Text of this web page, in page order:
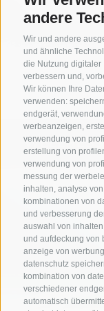
andere
Wir und andere
und ähnliche
die Nutzung digitaler
verbessern und,
Wir können Ihre
verwenden:
endgerät,
werbeanzeigen,
verwendung von
erstellung von
verwendung von
messung der
inhalten, analyse
kombinationen von
und verbesserung
auswahl von
und aufdeckung von
anzeige von
datenschutz
kombination von
verschiedener
automatisch
WELLNESS